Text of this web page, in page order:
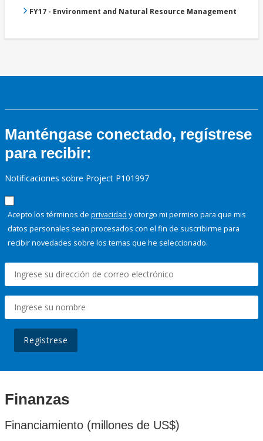
FY17 - Environment and Natural Resource Management
Manténgase conectado, regístrese
para recibir:
Notificaciones sobre Project P101997
Acepto los términos de privacidad y otorgo mi permiso para que mis
datos personales sean procesados con el fin de suscribirme para
recibir novedades sobre los temas que he seleccionado.
Regístrese
Finanzas
Financiamiento (millones de US$)